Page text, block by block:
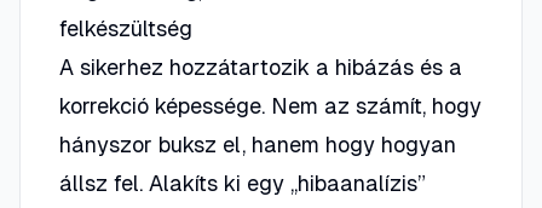
felkészültség
A sikerhez hozzátartozik a hibázás és a
korrekció képessége. Nem az számít, hogy
hányszor buksz el, hanem hogy hogyan
állsz fel. Alakíts ki egy „hibaanalízis”